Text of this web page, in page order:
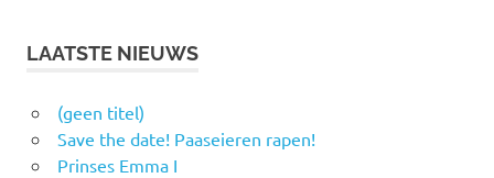
LAATSTE NIEUWS
(geen titel)
Save the date! Paaseieren rapen!
Prinses Emma I